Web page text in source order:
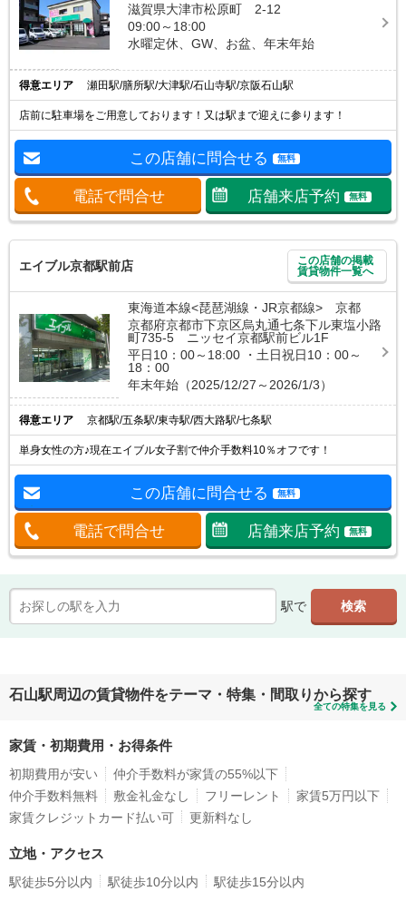
滋賀県大津市松原町 2-12
09:00～18:00
水曜定休、GW、お盆、年末年始
得意エリア 瀬田駅/膳所駅/大津駅/石山寺駅/京阪石山駅
店前に駐車場をご用意しております！又は駅まで迎えに参ります！
この店舗に問合せる 無料
電話で問合せ 店舗来店予約 無料
エイブル京都駅前店
この店舗の掲載
賃貸物件一覧へ
東海道本線<琵琶湖線・JR京都線> 京都
京都府京都市下京区烏丸通七条下ル東塩小路
町735-5 ニッセイ京都駅前ビル1F
平日10：00～18:00 ・土日祝日10：00～
18：00
年末年始（2025/12/27～2026/1/3）
得意エリア 京都駅/五条駅/東寺駅/西大路駅/七条駅
単身女性の方♪現在エイブル女子割で仲介手数料10％オフです！
この店舗に問合せる 無料
電話で問合せ 店舗来店予約 無料
駅で
石山駅周辺の賃貸物件をテーマ・特集・間取りから探す
全ての特集を見る
家賃・初期費用・お得条件
初期費用が安い
仲介手数料が家賃の55%以下
仲介手数料無料
敷金礼金なし フリーレント
家賃5万円以下
家賃クレジットカード払い可
更新料なし
立地・アクセス
駅徒歩5分以内 駅徒歩10分以内 駅徒歩15分以内